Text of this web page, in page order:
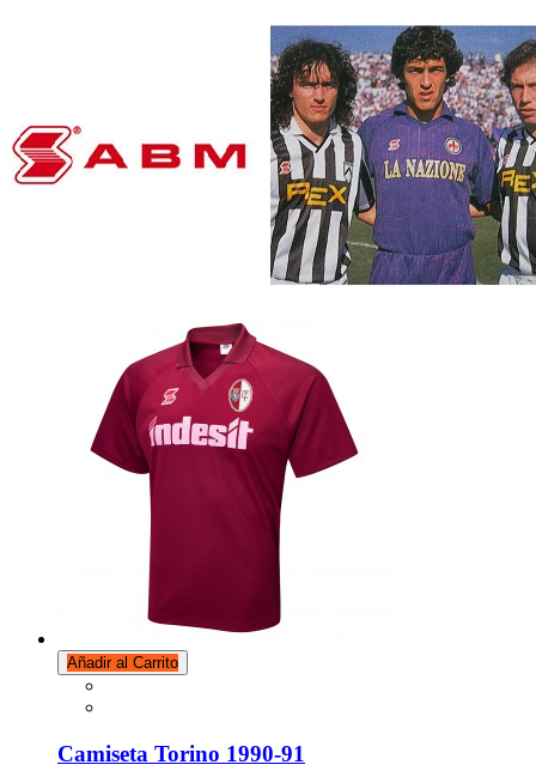
Añadir al Carrito
Camiseta Torino 1990-91